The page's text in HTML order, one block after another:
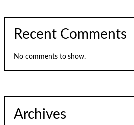
Recent Comments
No comments to show.
Archives